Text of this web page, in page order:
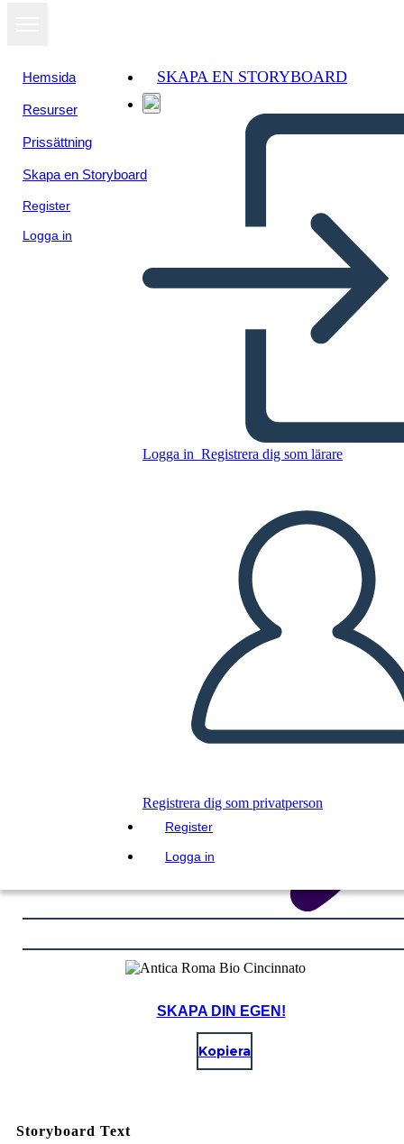
Hemsida
Resurser
Prissättning
Skapa en Storyboard
Register
Logga in
SKAPA EN STORYBOARD
Logga in Registrera dig som lärare
Registrera dig som privatperson
Register
Logga in
Kopiera denna storyboard
SPELA UPP BILDSPEL
LÄS FÖR MIG
SKAPA DIN EGEN!
Kopiera
Storyboard Text